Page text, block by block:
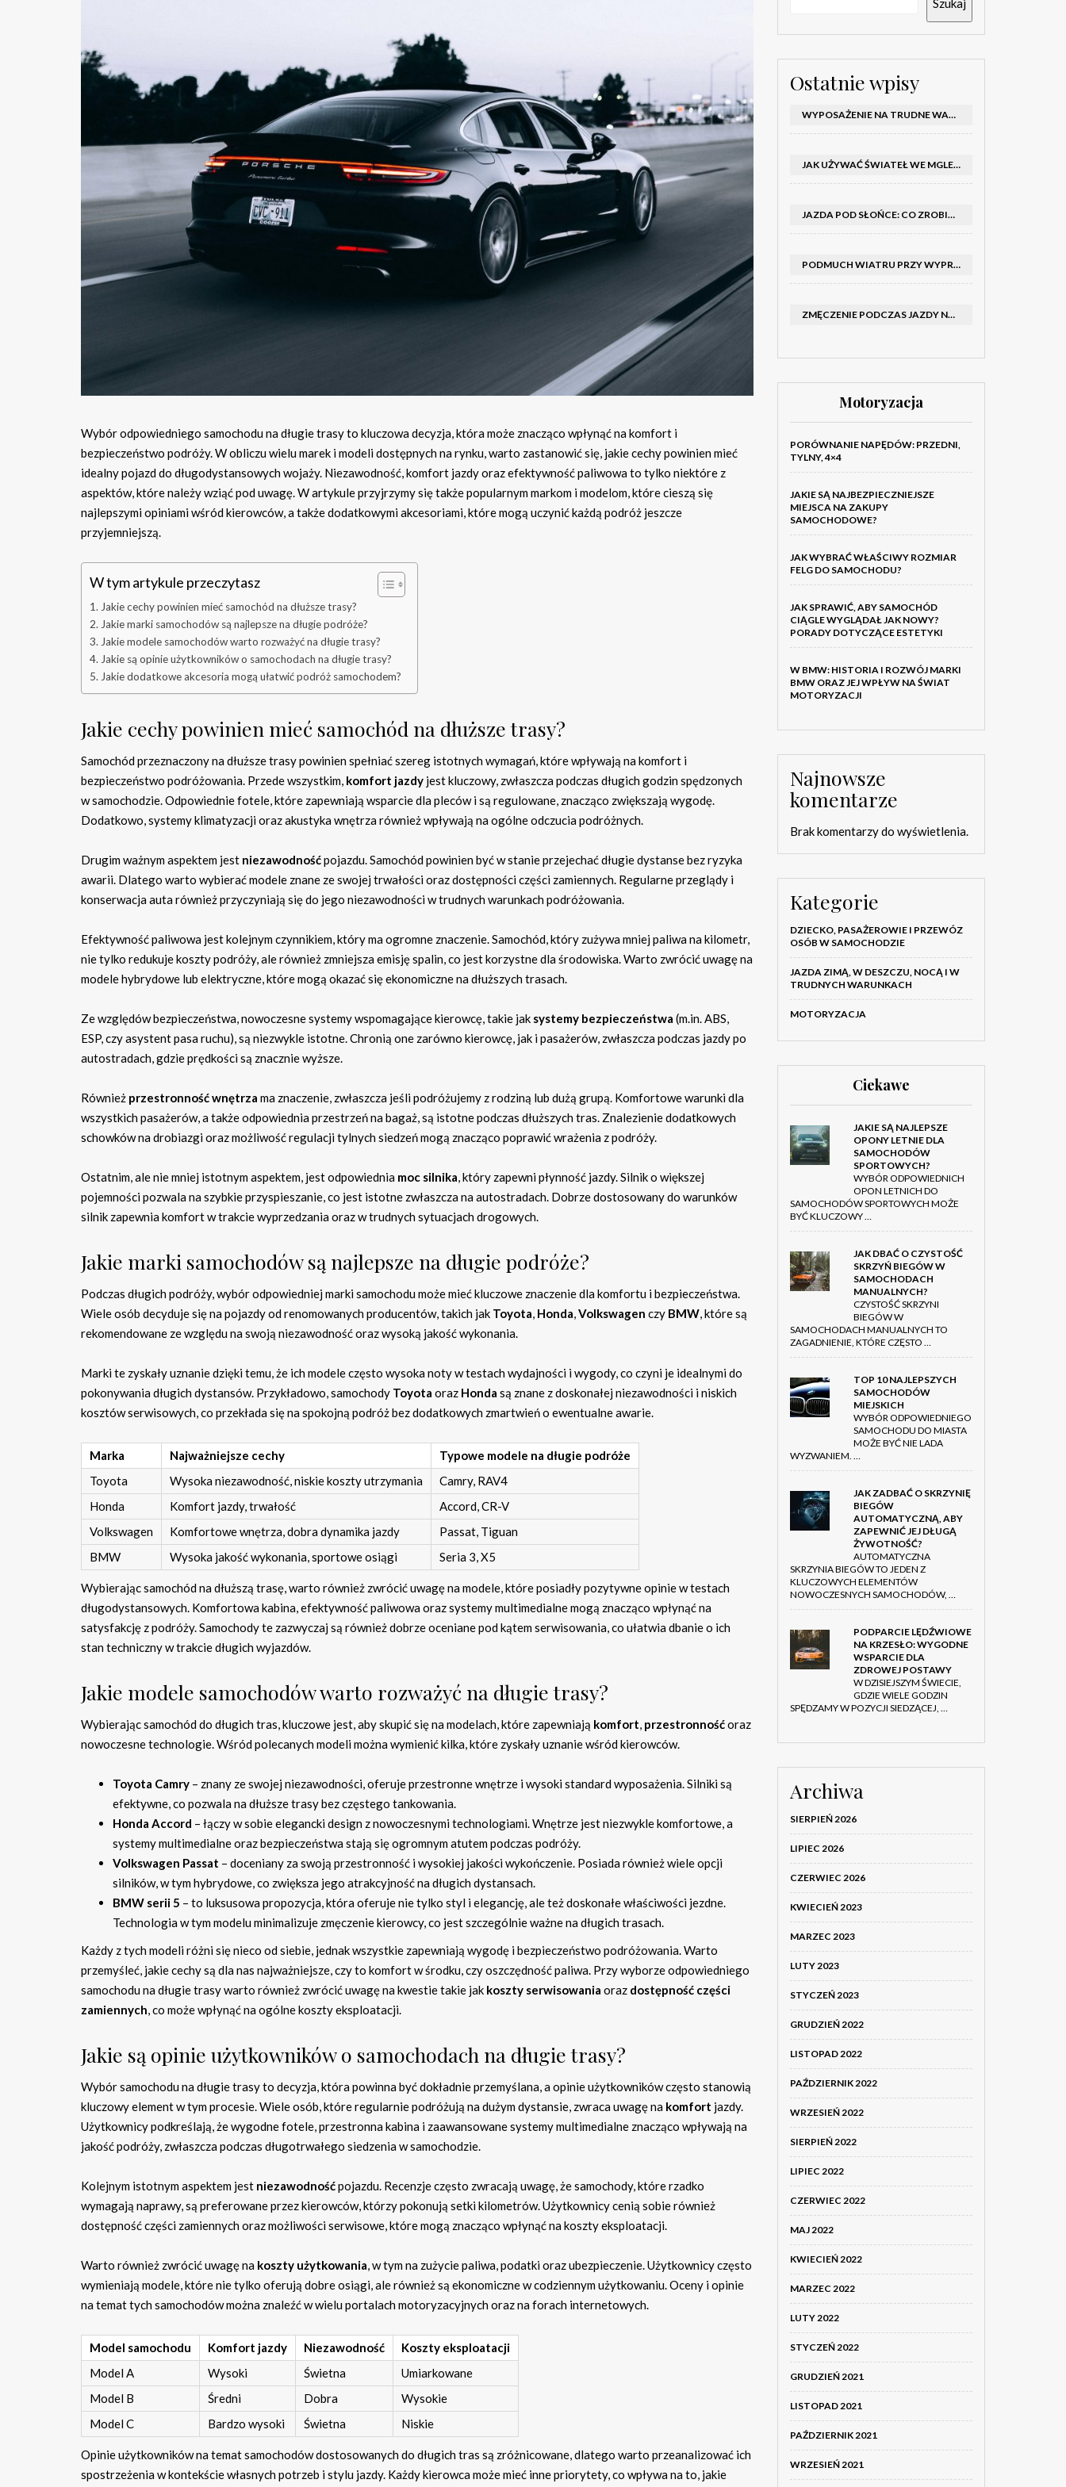
Wybór odpowiedniego samochodu na długie trasy to kluczowa decyzja, która może znacząco wpłynąć na komfort i
bezpieczeństwo podróży. W obliczu wielu marek i modeli dostępnych na rynku, warto zastanowić się, jakie cechy powinien mieć
idealny pojazd do długodystansowych wojaży. Niezawodność, komfort jazdy oraz efektywność paliwowa to tylko niektóre z
aspektów, które należy wziąć pod uwagę. W artykule przyjrzymy się także popularnym markom i modelom, które cieszą się
najlepszymi opiniami wśród kierowców, a także dodatkowymi akcesoriami, które mogą uczynić każdą podróż jeszcze
przyjemniejszą.
W tym artykule przeczytasz
Jakie cechy powinien mieć samochód na dłuższe trasy?
Jakie marki samochodów są najlepsze na długie podróże?
Jakie modele samochodów warto rozważyć na długie trasy?
Jakie są opinie użytkowników o samochodach na długie trasy?
Jakie dodatkowe akcesoria mogą ułatwić podróż samochodem?
Jakie cechy powinien mieć samochód na dłuższe trasy?
Samochód przeznaczony na dłuższe trasy powinien spełniać szereg istotnych wymagań, które wpływają na komfort i
bezpieczeństwo podróżowania. Przede wszystkim, komfort jazdy jest kluczowy, zwłaszcza podczas długich godzin spędzonych
w samochodzie. Odpowiednie fotele, które zapewniają wsparcie dla pleców i są regulowane, znacząco zwiększają wygodę.
Dodatkowo, systemy klimatyzacji oraz akustyka wnętrza również wpływają na ogólne odczucia podróżnych.
Drugim ważnym aspektem jest niezawodnośćpojazdu. Samochód powinien być w stanie przejechać długie dystanse bez ryzyka
awarii. Dlatego warto wybierać modele znane ze swojej trwałości oraz dostępności części zamiennych. Regularne przeglądy i
konserwacja auta również przyczyniają się do jego niezawodności w trudnych warunkach podróżowania.
Efektywność paliwowa jest kolejnym czynnikiem, który ma ogromne znaczenie. Samochód, który zużywa mniej paliwa na kilometr,
nie tylko redukuje koszty podróży, ale również zmniejsza emisję spalin, co jest korzystne dla środowiska. Warto zwrócić uwagę na
modele hybrydowe lub elektryczne, które mogą okazać się ekonomiczne na dłuższych trasach.
Ze względów bezpieczeństwa, nowoczesne systemy wspomagające kierowcę, takie jak systemy bezpieczeństwa (m.in. ABS,
ESP, czy asystent pasa ruchu), są niezwykle istotne. Chronią one zarówno kierowcę, jak i pasażerów, zwłaszcza podczas jazdy po
autostradach, gdzie prędkości są znacznie wyższe.
Również przestronność wnętrza ma znaczenie, zwłaszcza jeśli podróżujemy z rodziną lub dużą grupą. Komfortowe warunki dla
wszystkich pasażerów, a także odpowiednia przestrzeń na bagaż, są istotne podczas dłuższych tras. Znalezienie dodatkowych
schowków na drobiazgi oraz możliwość regulacji tylnych siedzeń mogą znacząco poprawić wrażenia z podróży.
Ostatnim, ale nie mniej istotnym aspektem, jest odpowiednia moc silnika, który zapewni płynność jazdy. Silnik o większej
pojemności pozwala na szybkie przyspieszanie, co jest istotne zwłaszcza na autostradach. Dobrze dostosowany do warunków
silnik zapewnia komfort w trakcie wyprzedzania oraz w trudnych sytuacjach drogowych.
Jakie marki samochodów są najlepsze na długie podróże?
Podczas długich podróży, wybór odpowiedniej marki samochodu może mieć kluczowe znaczenie dla komfortu i bezpieczeństwa.
Wiele osób decyduje się na pojazdy od renomowanych producentów, takich jak Toyota, Honda,Volkswagen czy BMW, które są
rekomendowane ze względu na swoją niezawodność oraz wysoką jakość wykonania.
Marki te zyskały uznanie dzięki temu, że ich modele często wysoka noty w testach wydajności i wygody, co czyni je idealnymi do
pokonywania długich dystansów. Przykładowo, samochody Toyota oraz Honda są znane z doskonałej niezawodności i niskich
kosztów serwisowych, co przekłada się na spokojną podróż bez dodatkowych zmartwień o ewentualne awarie.
Marka Najważniejsze cechy
Typowe modele na długie podróże
Toyota
Wysoka niezawodność, niskie koszty utrzymania
Camry, RAV4
Honda
Komfort jazdy, trwałość
Accord, CR-V
Volkswagen
Komfortowe wnętrza, dobra dynamika jazdy
Passat, Tiguan
BMW
Wysoka jakość wykonania, sportowe osiągi Seria 3, X5
Wybierając samochód na dłuższą trasę, warto również zwrócić uwagę na modele, które posiadły pozytywne opinie w testach
długodystansowych. Komfortowa kabina, efektywność paliwowa oraz systemy multimedialne mogą znacząco wpłynąć na
satysfakcję z podróży. Samochody te zazwyczaj są również dobrze oceniane pod kątem serwisowania, co ułatwia dbanie o ich
stan techniczny w trakcie długich wyjazdów.
Jakie modele samochodów warto rozważyć na długie trasy?
Wybierając samochód do długich tras, kluczowe jest, aby skupić się na modelach, które zapewniają komfort, przestronnośćoraz
nowoczesne technologie. Wśród polecanych modeli można wymienić kilka, które zyskały uznanie wśród kierowców.
Toyota Camry – znany ze swojej niezawodności, oferuje przestronne wnętrze i wysoki standard wyposażenia. Silniki są
efektywne, co pozwala na dłuższe trasy bez częstego tankowania.
Honda Accord – łączy w sobie elegancki design z nowoczesnymi technologiami. Wnętrze jest niezwykle komfortowe, a
systemy multimedialne oraz bezpieczeństwa stają się ogromnym atutem podczas podróży.
Volkswagen Passat – doceniany za swoją przestronność i wysokiej jakości wykończenie. Posiada również wiele opcji
silników, w tym hybrydowe, co zwiększa jego atrakcyjność na długich dystansach.
BMW serii 5 – to luksusowa propozycja, która oferuje nie tylko styl i elegancję, ale też doskonałe właściwości jezdne.
Technologia w tym modelu minimalizuje zmęczenie kierowcy, co jest szczególnie ważne na długich trasach.
Każdy z tych modeli różni się nieco od siebie, jednak wszystkie zapewniają wygodę i bezpieczeństwo podróżowania. Warto
przemyśleć, jakie cechy są dla nas najważniejsze, czy to komfort w środku, czy oszczędność paliwa. Przy wyborze odpowiedniego
samochodu na długie trasy warto również zwrócić uwagę na kwestie takie jak koszty serwisowania oraz dostępność części
zamiennych, co może wpłynąć na ogólne koszty eksploatacji.
Jakie są opinie użytkowników o samochodach na długie trasy?
Wybór samochodu na długie trasy to decyzja, która powinna być dokładnie przemyślana, a opinie użytkowników często stanowią
kluczowy element w tym procesie. Wiele osób, które regularnie podróżują na dużym dystansie, zwraca uwagę na komfort jazdy.
Użytkownicy podkreślają, że wygodne fotele, przestronna kabina i zaawansowane systemy multimedialne znacząco wpływają na
jakość podróży, zwłaszcza podczas długotrwałego siedzenia w samochodzie.
Kolejnym istotnym aspektem jest niezawodnośćpojazdu. Recenzje często zwracają uwagę, że samochody, które rzadko
wymagają naprawy, są preferowane przez kierowców, którzy pokonują setki kilometrów. Użytkownicy cenią sobie również
dostępność części zamiennych oraz możliwości serwisowe, które mogą znacząco wpłynąć na koszty eksploatacji.
Warto również zwrócić uwagę na koszty użytkowania, w tym na zużycie paliwa, podatki oraz ubezpieczenie. Użytkownicy często
wymieniają modele, które nie tylko oferują dobre osiągi, ale również są ekonomiczne w codziennym użytkowaniu. Oceny i opinie
na temat tych samochodów można znaleźć w wielu portalach motoryzacyjnych oraz na forach internetowych.
Model samochodu Komfort jazdy Niezawodność
Koszty eksploatacji
Model A
Wysoki Świetna
Umiarkowane
Model B
Średni Dobra
Wysokie
Model C
Bardzo wysoki Świetna Niskie
Opinie użytkowników na temat samochodów dostosowanych do długich tras są zróżnicowane, dlatego warto przeanalizować ich
spostrzeżenia w kontekście własnych potrzeb i stylu jazdy. Każdy kierowca może mieć inne priorytety, co wpływa na to, jakie
Ostatnie wpisy
WYPOSAŻENIE NA TRUDNE WARUNKI W SAMOCHODZIE: CO MIEĆ ZIMĄ, W TRASIE I NA WYPADEK AWARII
JAK UŻYWAĆ ŚWIATEŁ WE MGLE – KIEDY WŁĄCZYĆ MIJANIA I PRZECIWMGIELNE ORAZ CZEGO NIE ROBIĆ
JAZDA POD SŁOŃCE: CO ZROBIĆ, BY OGRANICZYĆ OLŚNIENIE I POPRAWIĆ WIDOCZNOŚĆ
PODMUCH WIATRU PRZY WYPRZEDZANIU CIĘŻARÓWKI: JAK UTRZYMAĆ TOR JAZDY I OPANOWAĆ AUTO
ZMĘCZENIE PODCZAS JAZDY NOCĄ – PO JAKICH SYGNAŁACH ROZPOZNAĆ SENNOŚĆ ZA KIEROWNICĄ I KIEDY ZROBIĆ PRZERWĘ
Motoryzacja
PORÓWNANIE NAPĘDÓW: PRZEDNI,
TYLNY, 4×4
JAKIE SĄ NAJBEZPIECZNIEJSZE
MIEJSCA NA ZAKUPY
SAMOCHODOWE?
JAK WYBRAĆ WŁAŚCIWY ROZMIAR
FELG DO SAMOCHODU?
JAK SPRAWIĆ, ABY SAMOCHÓD
CIĄGLE WYGLĄDAŁ JAK NOWY?
PORADY DOTYCZĄCE ESTETYKI
W BMW: HISTORIA I ROZWÓJ MARKI
BMW ORAZ JEJ WPŁYW NA ŚWIAT
MOTORYZACJI
Najnowsze
komentarze
Brak komentarzy do wyświetlenia.
Kategorie
DZIECKO, PASAŻEROWIE I PRZEWÓZ
OSÓB W SAMOCHODZIE
JAZDA ZIMĄ, W DESZCZU, NOCĄ I W
TRUDNYCH WARUNKACH
MOTORYZACJA
Ciekawe
JAKIE SĄ NAJLEPSZE
OPONY LETNIE DLA
SAMOCHODÓW
SPORTOWYCH?
WYBÓR ODPOWIEDNICH
OPON LETNICH DO
SAMOCHODÓW SPORTOWYCH MOŻE
BYĆ KLUCZOWY …
JAK DBAĆ O CZYSTOŚĆ
SKRZYŃ BIEGÓW W
SAMOCHODACH
MANUALNYCH?
CZYSTOŚĆ SKRZYNI
BIEGÓW W
SAMOCHODACH MANUALNYCH TO
ZAGADNIENIE, KTÓRE CZĘSTO …
TOP 10 NAJLEPSZYCH
SAMOCHODÓW
MIEJSKICH
WYBÓR ODPOWIEDNIEGO
SAMOCHODU DO MIASTA
MOŻE BYĆ NIE LADA
WYZWANIEM. …
JAK ZADBAĆ O SKRZYNIĘ
BIEGÓW
AUTOMATYCZNĄ, ABY
ZAPEWNIĆ JEJ DŁUGĄ
ŻYWOTNOŚĆ?
AUTOMATYCZNA
SKRZYNIA BIEGÓW TO JEDEN Z
KLUCZOWYCH ELEMENTÓW
NOWOCZESNYCH SAMOCHODÓW, …
PODPARCIE LĘDŹWIOWE
NA KRZESŁO: WYGODNE
WSPARCIE DLA
ZDROWEJ POSTAWY
W DZISIEJSZYM ŚWIECIE,
GDZIE WIELE GODZIN
SPĘDZAMY W POZYCJI SIEDZĄCEJ, …
Archiwa
SIERPIEŃ 2026
LIPIEC 2026
CZERWIEC 2026
KWIECIEŃ 2023
MARZEC 2023
LUTY 2023
STYCZEŃ 2023
GRUDZIEŃ 2022
LISTOPAD 2022
PAŹDZIERNIK 2022
WRZESIEŃ 2022
SIERPIEŃ 2022
LIPIEC 2022
CZERWIEC 2022
MAJ 2022
KWIECIEŃ 2022
MARZEC 2022
LUTY 2022
STYCZEŃ 2022
GRUDZIEŃ 2021
LISTOPAD 2021
PAŹDZIERNIK 2021
WRZESIEŃ 2021